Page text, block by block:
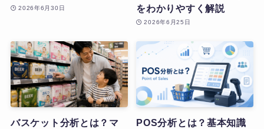
2026年6月30日
をわかりやすく解説
2026年6月25日
バスケット分析とは？マ
POS分析とは？基本知識